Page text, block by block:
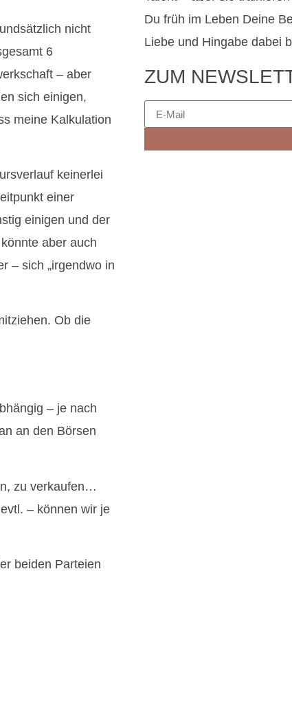
nicht
6
– aber
sich einigen,
meine Kalkulation
keinerlei
einer
einigen und der
aber auch
– sich „irgendwo in
Ob die
– je nach
an den Börsen
zu verkaufen…
– können wir je
beiden Parteien
Du früh im Leben Deine
Liebe und Hingabe dabei
ZUM